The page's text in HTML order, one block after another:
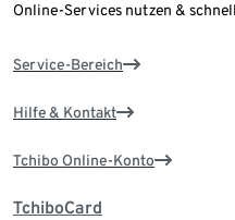
Online-Services nutzen &
Service-Bereich
Hilfe & Kontakt
Tchibo Online-Konto
TchiboCard